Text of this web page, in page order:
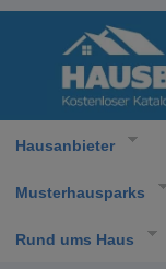
Hausanbieter
Musterhausparks
Rund ums Haus